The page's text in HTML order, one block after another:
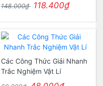
148.000₫ 118.400₫
Các Công Thức Giải Nhanh
Trắc Nghiệm Vật Lí